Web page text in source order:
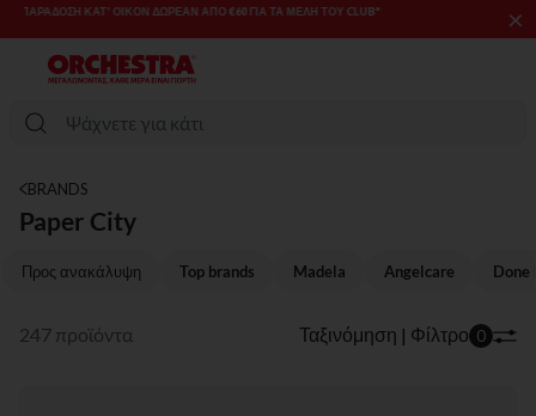
SALES & PROMOS: ΈΩΣ -70% ΜΊΑ ΕΠΙΛΟΓΉ ΤΗΣ ΣΥΛΛΟΓΉΣ ΜΌΔΑΣ
×
BRANDS
Paper City
Προς ανακάλυψη Top brands Madela Angelcare Done
247 προϊόντα Ταξινόμηση | Φίλτρο 0